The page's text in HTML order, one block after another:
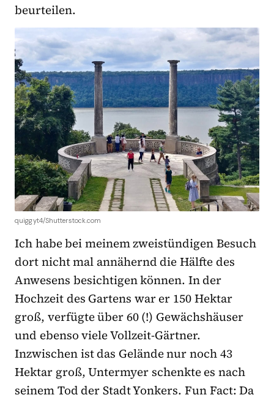
beurteilen.
quiggyt4/Shutterstock.com
Ich habe bei meinem zweistündigen Besuch
dort nicht mal annähernd die Hälfte des
Anwesens besichtigen können. In der
Hochzeit des Gartens war er 150 Hektar
groß, verfügte über 60 (!) Gewächshäuser
und ebenso viele Vollzeit-Gärtner.
Inzwischen ist das Gelände nur noch 43
Hektar groß, Untermyer schenkte es nach
seinem Tod der Stadt Yonkers. Fun Fact: Da